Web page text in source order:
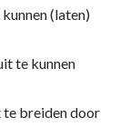
(laten)
te kunnen
breiden door